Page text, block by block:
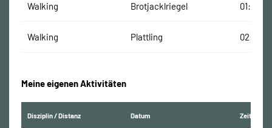
Walking Brotjacklriegel
Walking Plattling
Meine eigenen Aktivitäten
Disziplin / Distanz Datum Zeit